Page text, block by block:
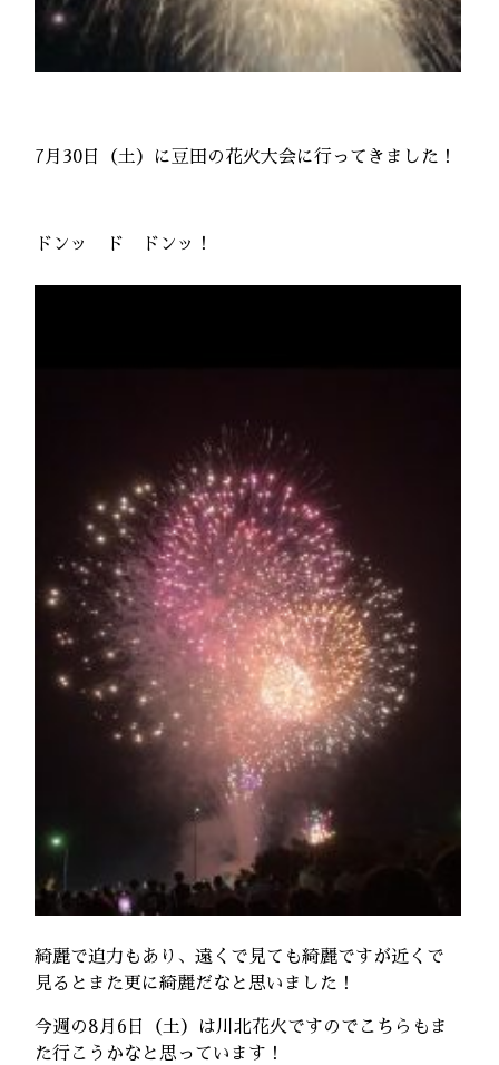
7月30日（土）に豆田の花火大会に行ってきました！
ドンッ ド ドンッ！
綺麗で迫力もあり、遠くで見ても綺麗ですが近くで
見るとまた更に綺麗だなと思いました！
今週の8月6日（土）は川北花火ですのでこちらもま
た行こうかなと思っています！